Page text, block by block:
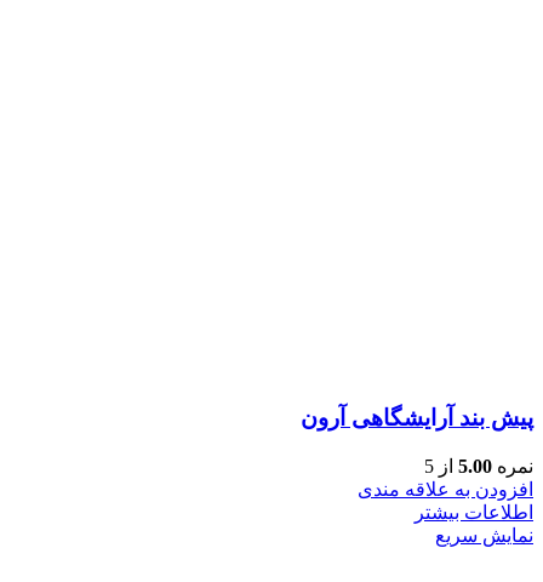
پیش بند آرایشگاهی آرون
نمره 5.00 از 5
افزودن به علاقه مندی
اطلاعات بیشتر
نمایش سریع